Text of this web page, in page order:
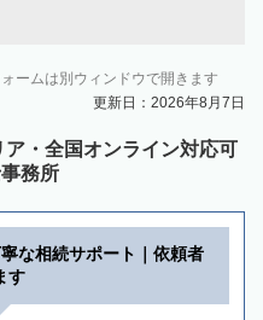
ームは別ウィンドウで開きます
更新日：2026年8月7日
・全国オンライン対応可
務所
な相続サポート｜依頼者
す